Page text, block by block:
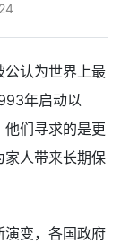
公认为世界上最
年启动以
们寻求的是更
家人带来长期保
演变，各国政府